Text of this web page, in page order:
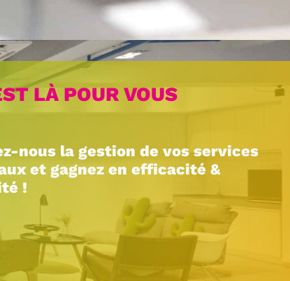
LÀ POUR VOUS
nous la gestion de vos services
et gagnez en efficacité &
!